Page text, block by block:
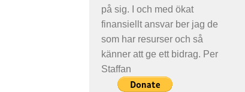
på sig. I och med ökat
finansiellt ansvar ber jag de
som har resurser och så
känner att ge ett bidrag. Per
Staffan